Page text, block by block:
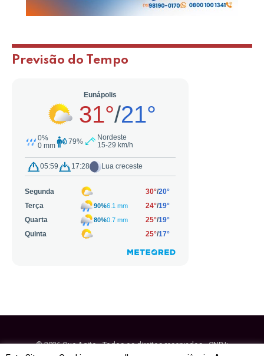
Previsão do Tempo
© 2026 Que Agito - Todos os direitos reservados - CNPJ: